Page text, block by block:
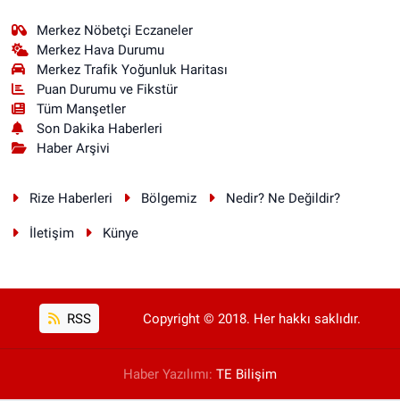
Merkez Nöbetçi Eczaneler
Merkez Hava Durumu
Merkez Trafik Yoğunluk Haritası
Puan Durumu ve Fikstür
Tüm Manşetler
Son Dakika Haberleri
Haber Arşivi
Rize Haberleri Bölgemiz Nedir? Ne Değildir?
İletişim Künye
RSS Copyright © 2018. Her hakkı saklıdır.
Haber Yazılımı: TE Bilişim